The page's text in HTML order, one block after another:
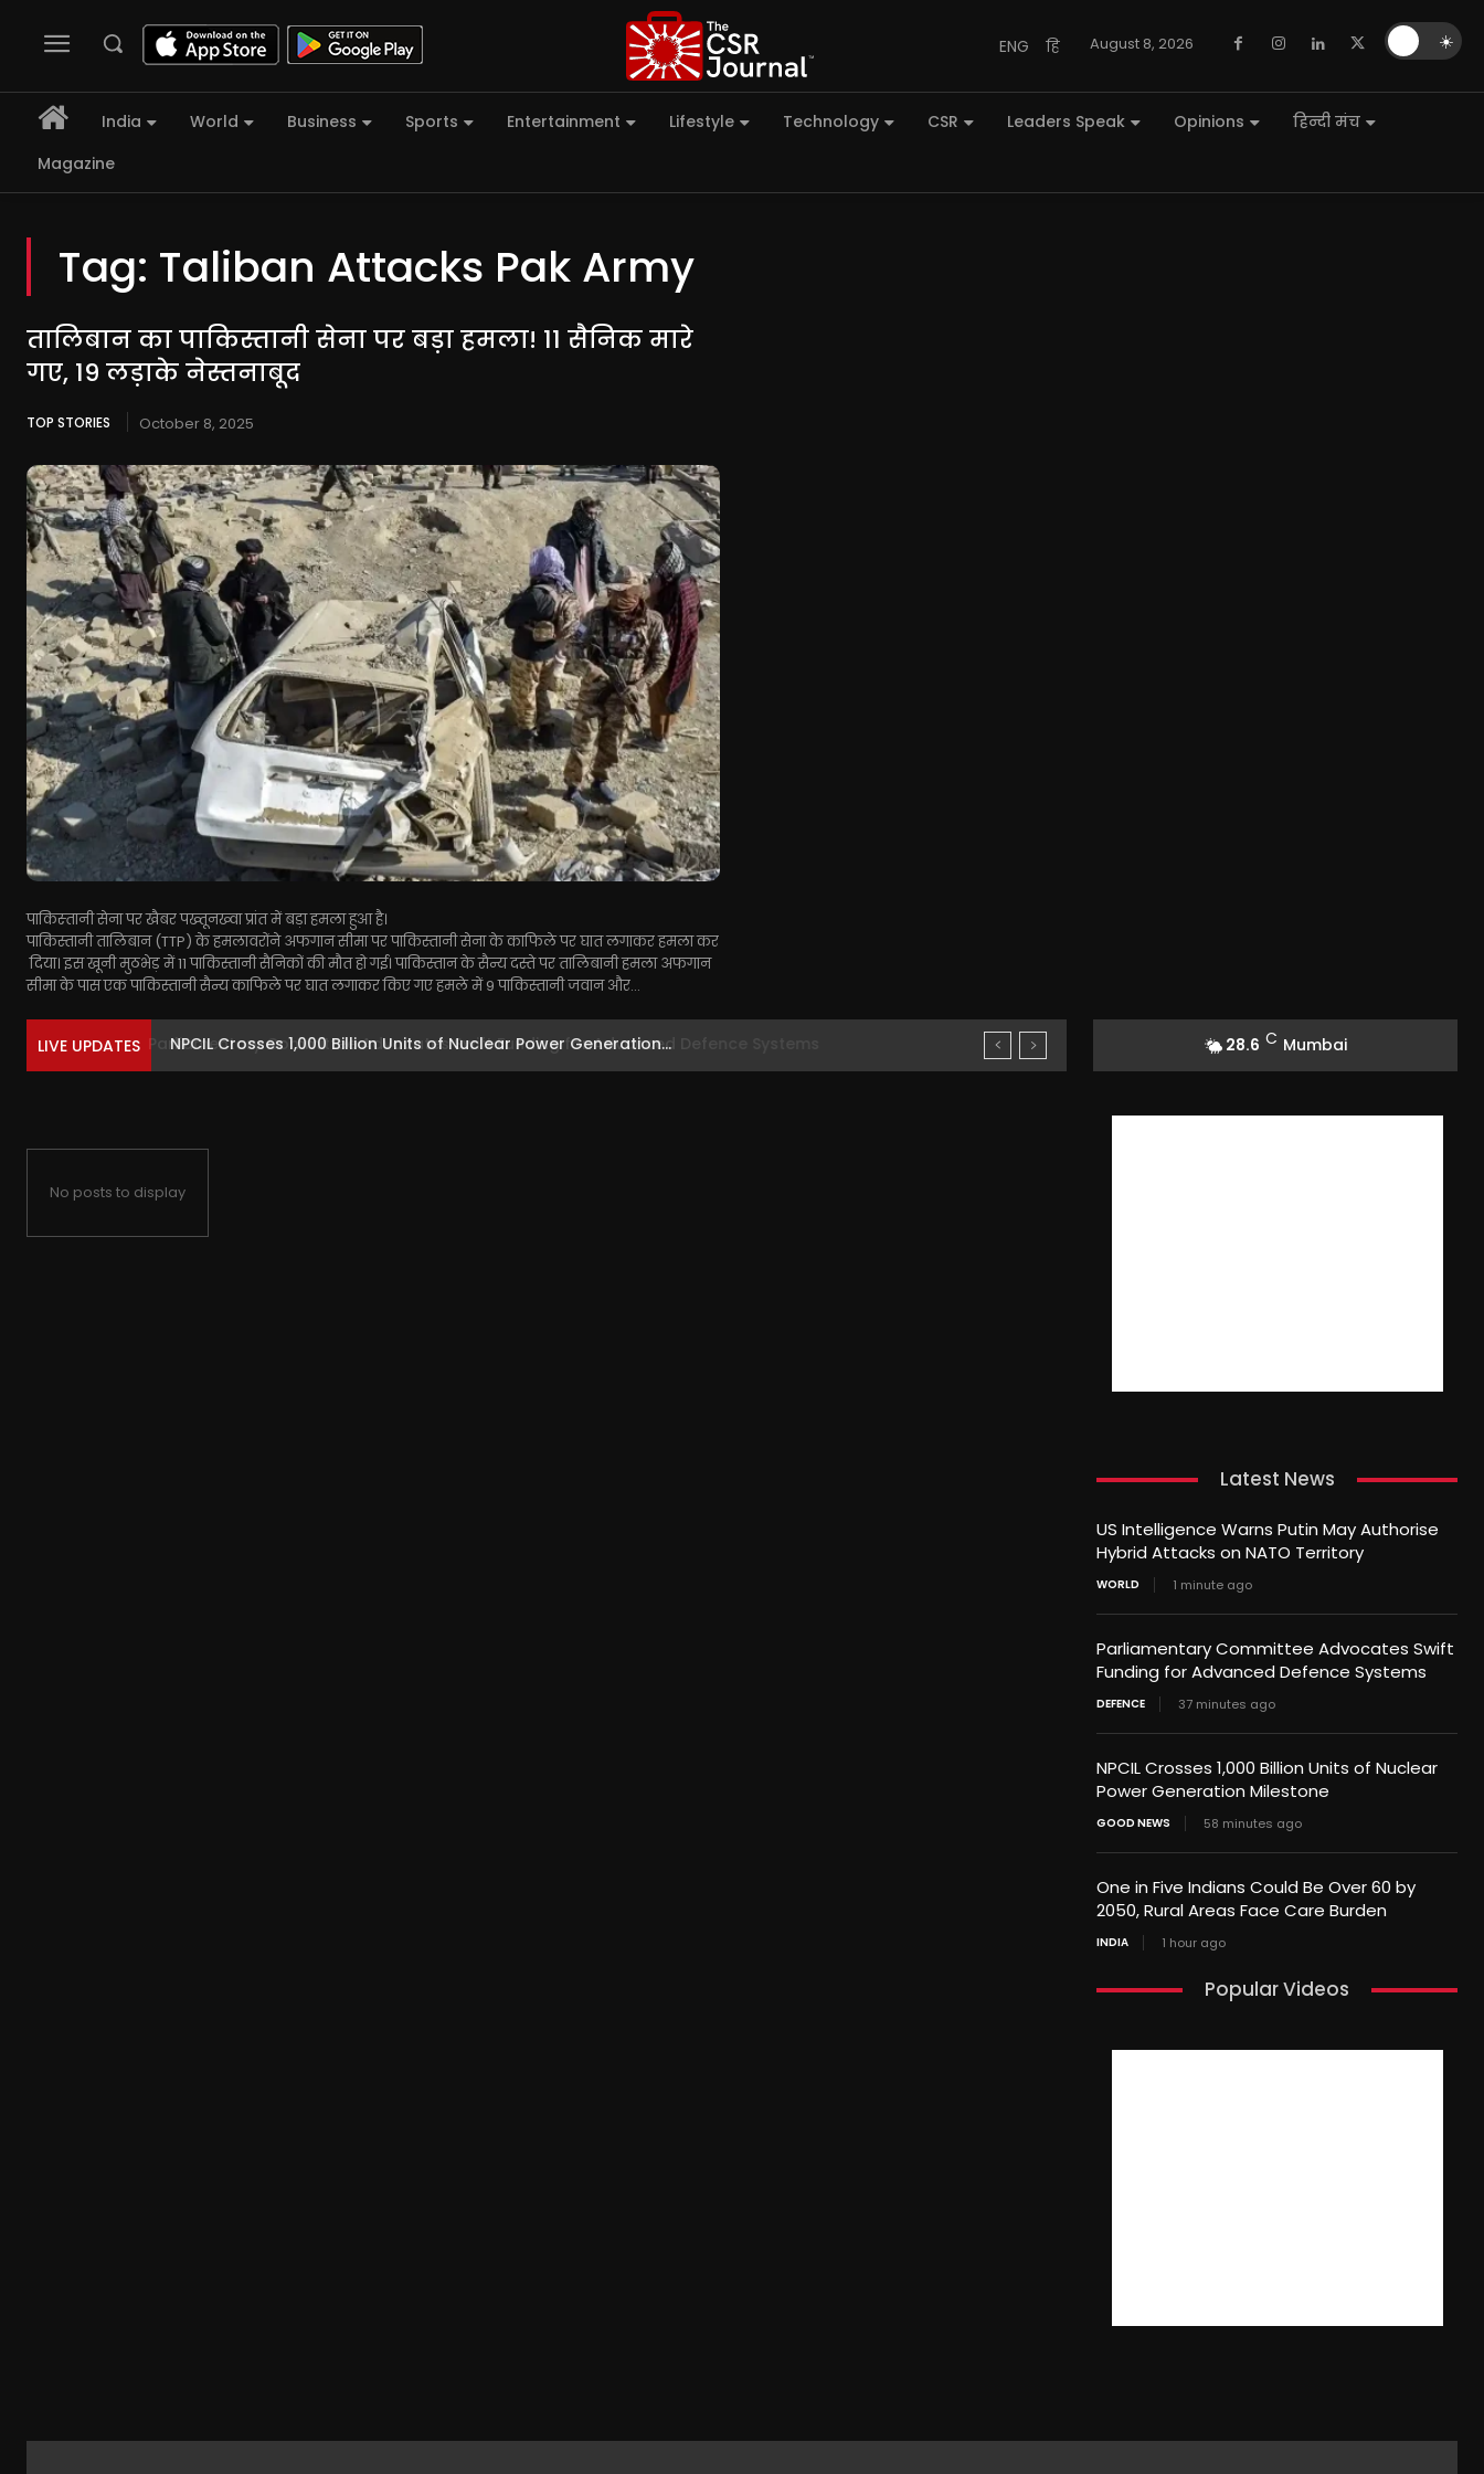
ENG हि August 8, 2026
India World Business Sports Entertainment Lifestyle Technology CSR Leaders Speak Opinions
हिन्दी मंच
Magazine
Tag: Taliban Attacks Pak Army
तालिबान का पाकिस्तानी सेना पर बड़ा हमला! 11 सैनिक मारे
गए, 19 लड़ाके नेस्तनाबूद
TOP STORIES October 8, 2025
पाकिस्‍तानी सेना पर खैबर पख्तूनख्‍वा प्रांत में बड़ा हमला हुआ है।
पाकिस्तानी तालिबान (TTP) के हमलावरोंने अफगान सीमा पर पाकिस्तानी सेना के काफिले पर घात लगाकर हमला कर
दिया। इस खूनी मुठभेड़ में 11 पाकिस्तानी सैनिकों की मौत हो गई। पाकिस्तान के सैन्य दस्ते पर तालिबानी हमला अफगान
सीमा के पास एक पाकिस्तानी सैन्य काफिले पर घात लगाकर किए गए हमले में 9 पाकिस्तानी जवान और...
LIVE UPDATES NPCIL Crosses 1,000 Billion Units of Nuclear Power Generation... 28.6 C Mumbai
No posts to display
Latest News
US Intelligence Warns Putin May Authorise
Hybrid Attacks on NATO Territory
WORLD 1 minute ago
Parliamentary Committee Advocates Swift
Funding for Advanced Defence Systems
DEFENCE 37 minutes ago
NPCIL Crosses 1,000 Billion Units of Nuclear
Power Generation Milestone
GOOD NEWS 58 minutes ago
One in Five Indians Could Be Over 60 by
2050, Rural Areas Face Care Burden
INDIA 1 hour ago
Popular Videos
☀️